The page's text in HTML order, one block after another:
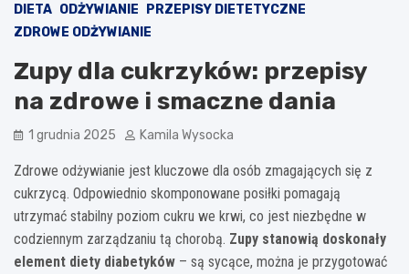
DIETA ODŻYWIANIE
PRZEPISY DIETETYCZNE
ZDROWE ODŻYWIANIE
Zupy dla cukrzyków: przepisy
na zdrowe i smaczne dania
1 grudnia 2025 Kamila Wysocka
Zdrowe odżywianie jest kluczowe dla osób zmagających się z
cukrzycą. Odpowiednio skomponowane posiłki pomagają
utrzymać stabilny poziom cukru we krwi, co jest niezbędne w
codziennym zarządzaniu tą chorobą. Zupy stanowią doskonały
element diety diabetyków – są sycące, można je przygotować